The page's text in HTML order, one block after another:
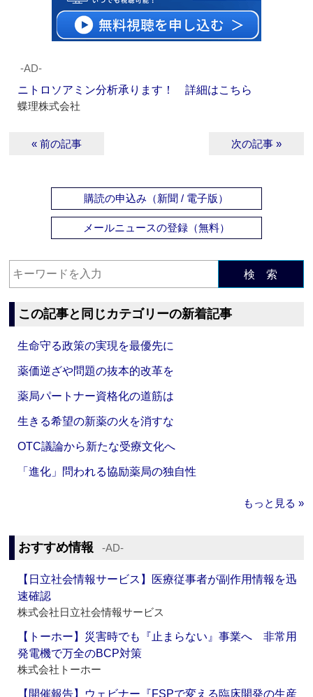
‐AD‐
ニトロソアミン分析承ります！ 詳細はこちら
蝶理株式会社
« 前の記事 次の記事 »
購読の申込み（新聞 / 電子版）
メールニュースの登録（無料）
検 索
この記事と同じカテゴリーの新着記事
生命守る政策の実現を最優先に
薬価逆ざや問題の抜本的改革を
薬局パートナー資格化の道筋は
生きる希望の新薬の火を消すな
OTC議論から新たな受療文化へ
「進化」問われる協励薬局の独自性
もっと見る »
おすすめ情報 ‐AD‐
【日立社会情報サービス】医療従事者が副作用情報を迅
速確認
株式会社日立社会情報サービス
【トーホー】災害時でも『止まらない』事業へ 非常用
発電機で万全のBCP対策
株式会社トーホー
【開催報告】ウェビナー『FSPで変える臨床開発の生産